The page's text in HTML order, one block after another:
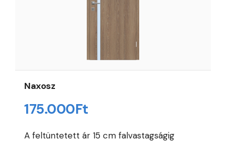
Naxosz
175.000Ft
A feltüntetett ár 15 cm falvastagságig